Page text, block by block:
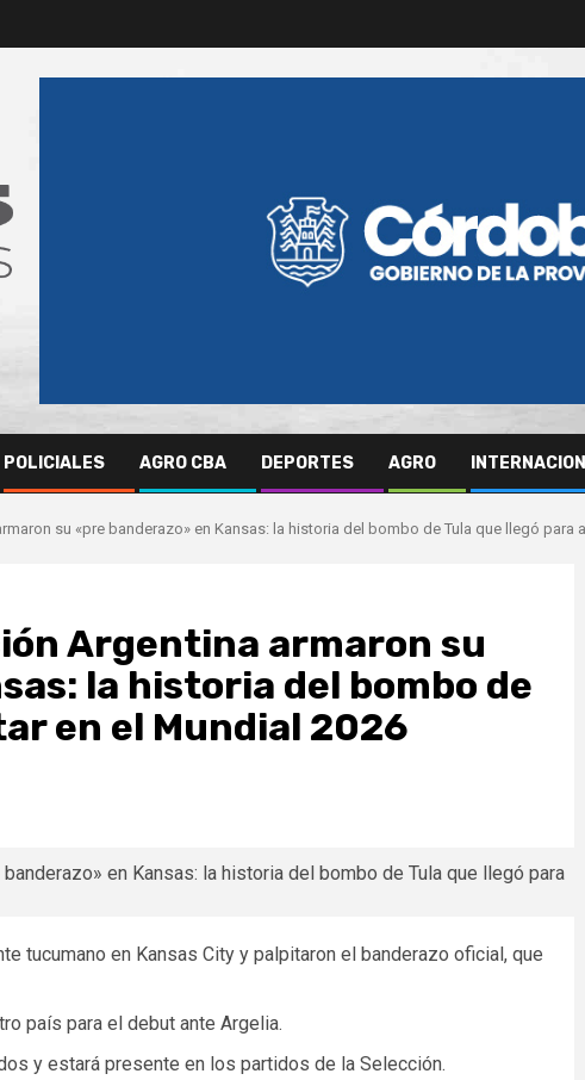
POLICIALES AGRO CBA DEPORTES AGRO
su «pre banderazo» en Kansas: la historia del bombo de Tula que llegó para
Argentina armaron su
la historia del bombo de
en el Mundial 2026
tucumano en Kansas City y palpitaron el banderazo oficial, que
país para el debut ante Argelia.
y estará presente en los partidos de la Selección.